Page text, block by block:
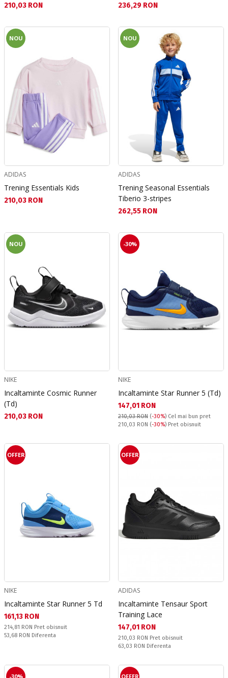
Текуща цена:
210,03 RON Текуща цена:
236,29 RON
NOU
ADIDAS
Trening Essentials Kids
Текуща цена:
210,03 RON
NOU
ADIDAS
Trening Seasonal Essentials
Tiberio 3-stripes
Текуща цена:
262,55 RON
NOU
NIKE
Incaltaminte Cosmic Runner
(Td)
Текуща цена:
210,03 RON
-30%
NIKE
Incaltaminte Star Runner 5 (Td)
Текуща цена:
147,01 RON
210,03 RON (-30%) Cel mai bun pret
Pret obisnuit:
210,03 RON (-30%) Pret obisnuit
OFFER
NIKE
Incaltaminte Star Runner 5 Td
Текуща цена:
161,13 RON
Pret obisnuit:
214,81 RON Pret obisnuit
Спестявате:
53,68 RON Diferenta
OFFER
ADIDAS
Incaltaminte Tensaur Sport
Training Lace
Текуща цена:
147,01 RON
Pret obisnuit:
210,03 RON Pret obisnuit
Спестявате:
63,03 RON Diferenta
-30% OFFER